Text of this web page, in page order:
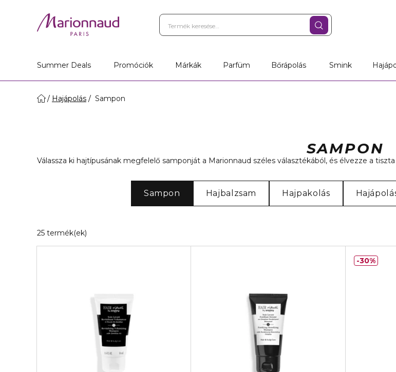
Summer Deals Promóciók Márkák Parfüm Bőrápolás Smink
Hajápolás Sampon
SAMPON
Válassza ki hajtípusának megfelelő samponját a Marionnaud széles választékából, és élvezze a tiszta
Sampon Hajbalzsam Hajpakolás
25 termék(ek)
30%